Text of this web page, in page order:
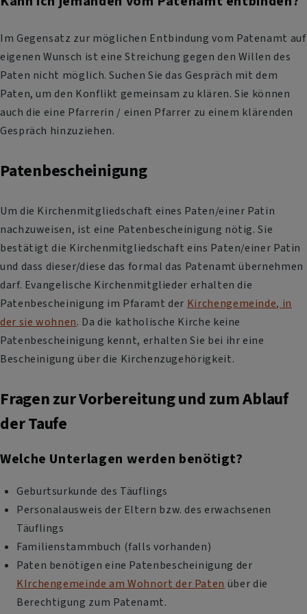
Im Gegensatz zur möglichen Entbindung vom Patenamt auf
eigenen Wunsch ist eine Streichung gegen den Willen des
Paten nicht möglich. Suchen Sie das Gespräch mit dem
Paten, um den Konflikt gemeinsam zu klären. Sie können
auch die eine Pfarrerin / einen Pfarrer zu einem klärenden
Gespräch hinzuziehen.
Patenbescheinigung
Um die Kirchenmitgliedschaft eines Paten/einer Patin
nachzuweisen, ist eine Patenbescheinigung nötig. Sie
bestätigt die Kirchenmitgliedschaft eins Paten/einer Patin
und dass dieser/diese das formal das Patenamt übernehmen
darf. Evangelische Kirchenmitglieder erhalten die
Patenbescheinigung im Pfaramt der Kirchengemeinde, in
der sie wohnen. Da die katholische Kirche keine
Patenbescheinigung kennt, erhalten Sie bei ihr eine
Bescheinigung über die Kirchenzugehörigkeit.
Fragen zur Vorbereitung und zum Ablauf
der Taufe
Welche Unterlagen werden benötigt?
Geburtsurkunde des Täuflings
Personalausweis der Eltern bzw. des erwachsenen
Täuflings
Familienstammbuch (falls vorhanden)
Paten benötigen eine Patenbescheinigung der
KIrchengemeinde am Wohnort der Paten über die
Berechtigung zum Patenamt.